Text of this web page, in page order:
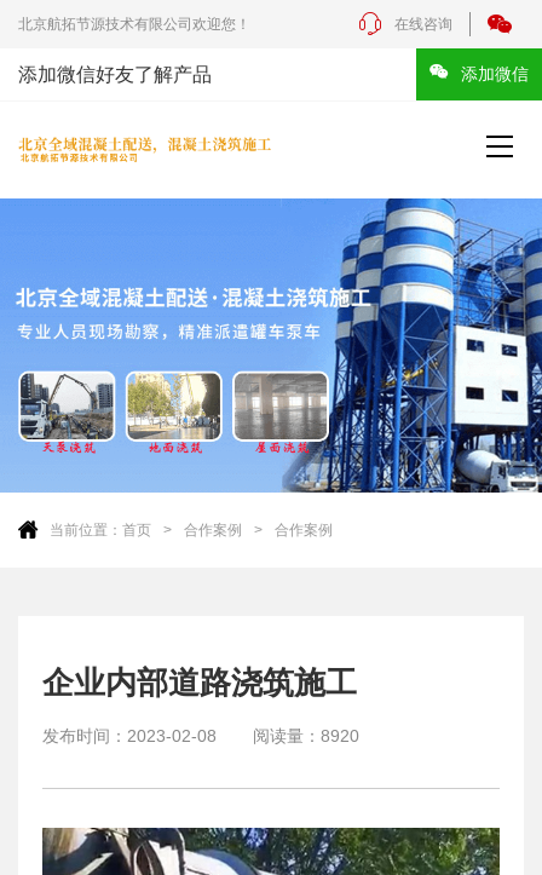
北京航拓节源技术有限公司欢迎您！ 在线咨询
添加微信好友了解产品 添加微信
当前位置： 首页 合作案例 合作案例
企业内部道路浇筑施工
发布时间： 2023-02-08 阅读量： 8920